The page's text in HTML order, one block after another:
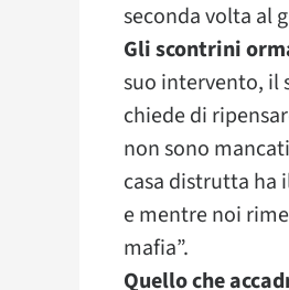
seconda volta al
Gli scontrini
suo intervento, il
chiede di
non sono
casa distrutta ha
e mentre noi
mafia”.
Quello che